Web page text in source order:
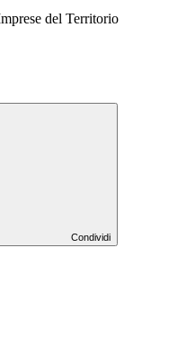
del Territorio
Condividi